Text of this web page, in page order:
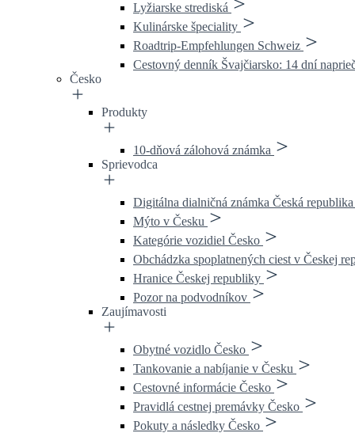
Lyžiarske strediská
Kulinárske špeciality
Roadtrip-Empfehlungen Schweiz
Cestovný denník Švajčiarsko: 14 dní
Česko
Produkty
10-dňová zálohová známka
Sprievodca
Digitálna dialničná známka Česká republika
Mýto v Česku
Kategórie vozidiel Česko
Obchádzka spoplatnených ciest v Českej
Hranice Českej republiky
Pozor na podvodníkov
Zaujímavosti
Obytné vozidlo Česko
Tankovanie a nabíjanie v Česku
Cestovné informácie Česko
Pravidlá cestnej premávky Česko
Pokuty a následky Česko